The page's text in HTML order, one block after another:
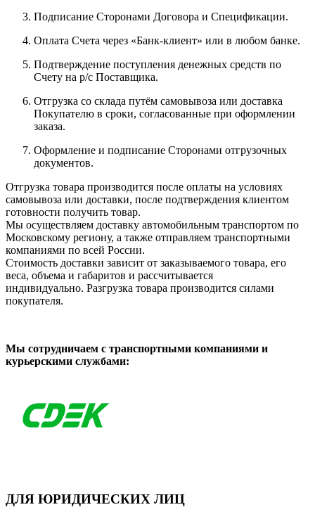
Подписание Сторонами Договора и Спецификации.
Оплата Счета через «Банк-клиент» или в любом банке.
Подтверждение поступления денежных средств по
Счету на р/с Поставщика.
Отгрузка со склада путём самовывоза или доставка
Покупателю в сроки, согласованные при оформлении
заказа.
Оформление и подписание Сторонами отгрузочных
документов.
Отгрузка товара производится после оплаты на условиях
самовывоза или доставки, после подтверждения клиентом
готовности получить товар.
Мы осуществляем доставку автомобильным транспортом по
Московскому региону, а также отправляем транспортными
компаниями по всей России.
Стоимость доставки зависит от заказываемого товара, его
веса, объема и габаритов и рассчитывается
индивидуально. Разгрузка товара производится силами
покупателя.
Мы сотрудничаем с транспортными компаниями и
курьерскими службами:
ДЛЯ ЮРИДИЧЕСКИХ ЛИЦ